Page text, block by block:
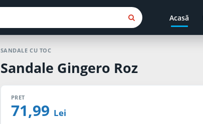
Acasă
SANDALE CU TOC
Sandale Gingero Roz
PRET
71,99 Lei